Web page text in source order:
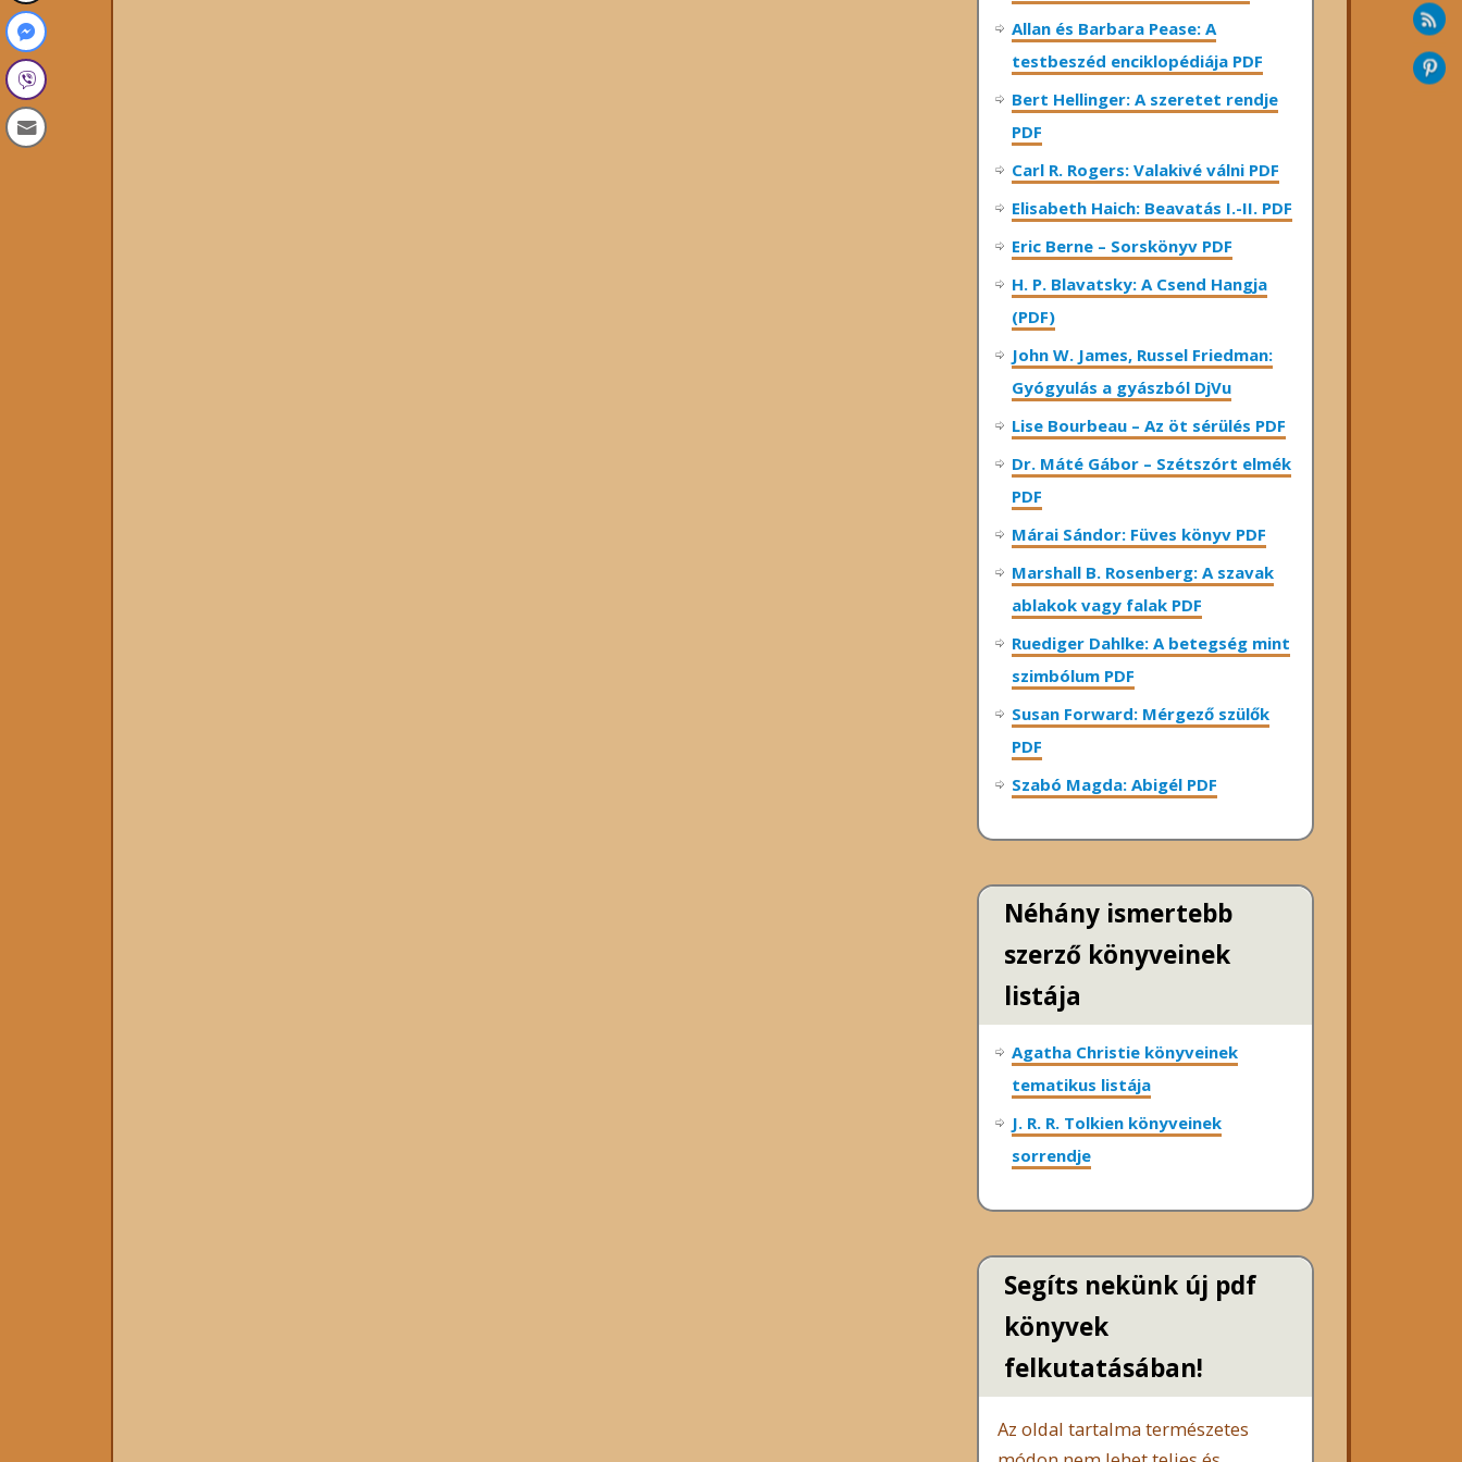
Allan és Barbara Pease: A
testbeszéd enciklopédiája PDF
Bert Hellinger: A ​szeretet rendje
PDF
Carl R. Rogers: Valakivé válni PDF
Elisabeth Haich: Beavatás I.-II. PDF
Eric Berne – Sorskönyv PDF
H. P. Blavatsky: A Csend Hangja
(PDF)
John W. James, Russel Friedman:
Gyógyulás a gyászból DjVu
Lise Bourbeau – Az öt sérülés PDF
Dr. Máté Gábor – Szétszórt elmék
PDF
Márai Sándor: Füves könyv PDF
Marshall B. Rosenberg: A szavak
ablakok vagy falak PDF
Ruediger Dahlke: A betegség mint
szimbólum PDF
Susan Forward: Mérgező szülők
PDF
Szabó Magda: Abigél PDF
Néhány ismertebb
szerző könyveinek
listája
Agatha Christie könyveinek
tematikus listája
J. R. R. Tolkien könyveinek
sorrendje
Segíts nekünk új pdf
könyvek
felkutatásában!
Az oldal tartalma természetes